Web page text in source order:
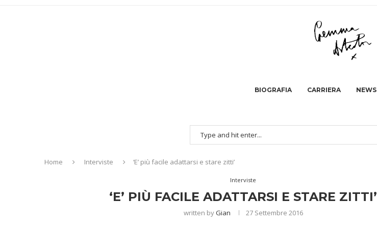
BIOGRAFIA CARRIERA NEWS
Home Interviste ‘E’ più facile adattarsi e stare zitti’
Interviste
‘E’ PIÙ FACILE ADATTARSI E STARE ZITTI’
written byGian 27 Settembre 2016